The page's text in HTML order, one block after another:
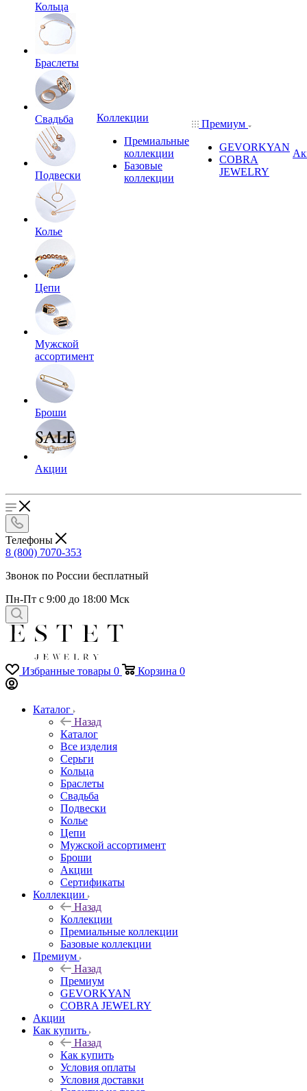
Кольца
Браслеты
Свадьба
Подвески
Колье
Цепи
Мужской
ассортимент
Броши
Акции
Коллекции
Премиальные
коллекции
Базовые
коллекции
Премиум
GEVORKYAN
COBRA
JEWELRY
Телефоны
8 (800) 7070-353
Звонок по России бесплатный
Пн-Пт с 9:00 до 18:00 Мск
Избранные товары 0 Корзина 0
Каталог
Назад
Каталог
Все изделия
Серьги
Кольца
Браслеты
Свадьба
Подвески
Колье
Цепи
Мужской ассортимент
Броши
Акции
Сертификаты
Коллекции
Назад
Коллекции
Премиальные коллекции
Базовые коллекции
Премиум
Назад
Премиум
GEVORKYAN
COBRA JEWELRY
Акции
Как купить
Назад
Как купить
Условия оплаты
Условия доставки